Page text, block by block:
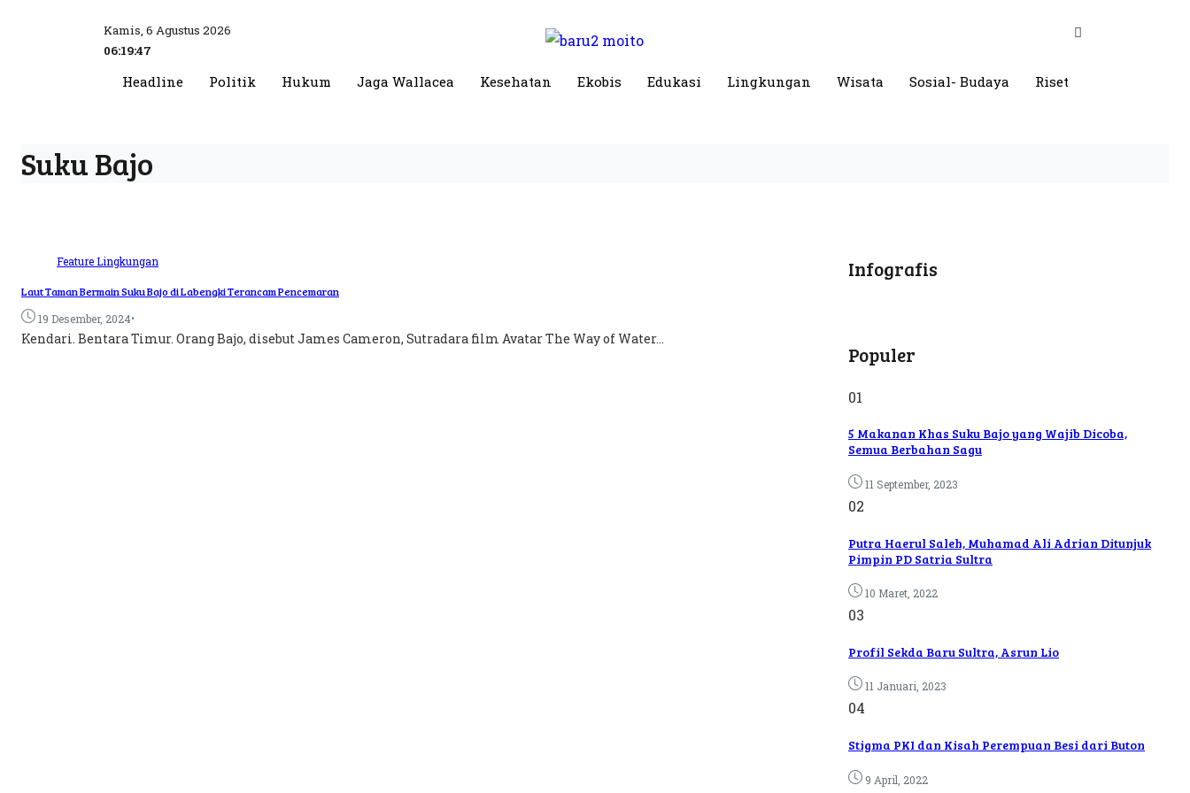
Kamis, 6 Agustus 2026
06:19:47
Headline Politik Hukum Jaga Wallacea Kesehatan Ekobis Edukasi Lingkungan Wisata Sosial- Budaya Riset
Suku Bajo
FeatureLingkungan
Laut Taman Bermain Suku Bajo di Labengki Terancam Pencemaran
19 Desember, 2024•
Kendari. Bentara Timur. Orang Bajo, disebut James Cameron, Sutradara film Avatar The Way of Water...
Infografis
Populer
01
5 Makanan Khas Suku Bajo yang Wajib Dicoba,
Semua Berbahan Sagu
11 September, 2023
02
Putra Haerul Saleh, Muhamad Ali Adrian Ditunjuk
Pimpin PD Satria Sultra
10 Maret, 2022
03
Profil Sekda Baru Sultra, Asrun Lio
11 Januari, 2023
04
Stigma PKI dan Kisah Perempuan Besi dari Buton
9 April, 2022